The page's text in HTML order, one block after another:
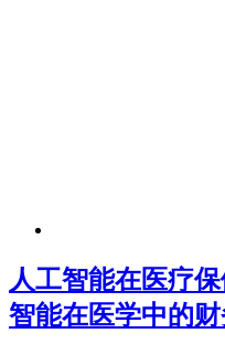
人工智能在医疗
智能在医学中的